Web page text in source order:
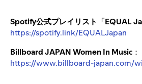
Spotify公式プレイリスト「EQUAL
https://spotify.link/EQUALJapan
Billboard JAPAN Women In Music ：
https://www.billboard-japan.com/